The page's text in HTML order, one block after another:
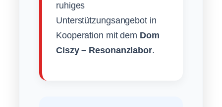
ruhiges
Unterstützungsangebot in
Kooperation mit dem Dom
Ciszy – Resonanzlabor.